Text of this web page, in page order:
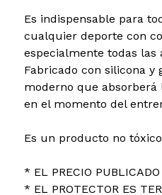
Es indispensable para
cualquier deporte con
especialmente todas las
Fabricado con silicona y
moderno que
en el momento del
Es un producto no
* EL PRECIO
* EL PROTECTOR ES